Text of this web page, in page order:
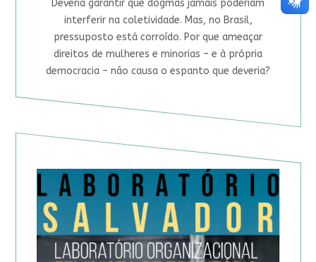
Deveria garantir que dogmas jamais poderiam
interferir na coletividade. Mas, no Brasil,
pressuposto está corroído. Por que ameaçar
direitos de mulheres e minorias – e à própria
democracia – não causa o espanto que deveria?